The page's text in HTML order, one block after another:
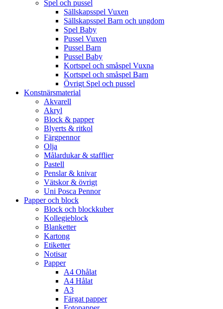
Spel och pussel
Sällskapsspel Vuxen
Sällskapsspel Barn och ungdom
Spel Baby
Pussel Vuxen
Pussel Barn
Pussel Baby
Kortspel och småspel Vuxna
Kortspel och småspel Barn
Övrigt Spel och pussel
Konstnärsmaterial
Akvarell
Akryl
Block & papper
Blyerts & ritkol
Färgpennor
Olja
Målardukar & stafflier
Pastell
Penslar & knivar
Vätskor & övrigt
Uni Posca Pennor
Papper och block
Block och blockkuber
Kollegieblock
Blanketter
Kartong
Etiketter
Notisar
Papper
A4 Ohålat
A4 Hålat
A3
Färgat papper